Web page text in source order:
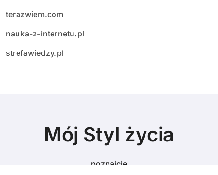
terazwiem.com
nauka-z-internetu.pl
strefawiedzy.pl
Mój Styl życia
poznajcie